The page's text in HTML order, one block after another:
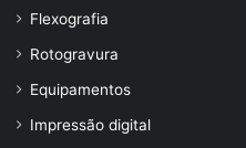
Flexografia
Rotogravura
Equipamentos
Impressão digital